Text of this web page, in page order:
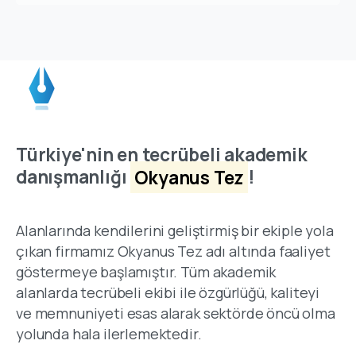
Türkiye'nin en tecrübeli akademik
danışmanlığı Okyanus Tez !
Alanlarında kendilerini geliştirmiş bir ekiple yola
çıkan firmamız Okyanus Tez adı altında faaliyet
göstermeye başlamıştır. Tüm akademik
alanlarda tecrübeli ekibi ile özgürlüğü, kaliteyi
ve memnuniyeti esas alarak sektörde öncü olma
yolunda hala ilerlemektedir.